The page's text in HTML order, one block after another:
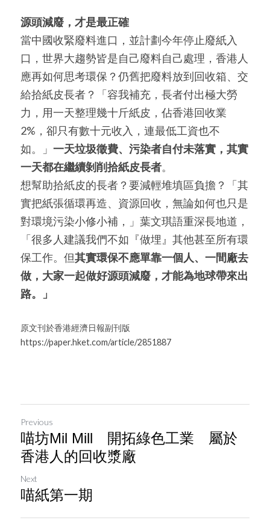
源頭減廢，才是最正確
當中國收緊廢料進口，並計劃今年停止廢紙入
口，世界大趨勢皆是自己廢料自己處理，香港人
應再如何思考環保？仍舊把廢料放到回收箱、交
給拾紙皮長者？「容我補充，長者付出極大勞
力，用一天整理幾十斤紙皮，佔香港回收業
2%，卻只有數十元收入，連最低工資也不
如。」 一天垃圾徵費、污染者自付未落實，其實
一天都在繼續剝削拾紙皮長者。
想幫助拾紙皮的長者？要減輕堆填區負擔？「其
實把紙張循環再造、資源回收，無論如何也只是
對環境污染小修小補，」葉文琪語重深長地道，
「很多人建議我們不如『做埋』其他甚至所有環
保工作。但其實環保不應單靠一個人、一間廠去
做，大家一起做好源頭減廢，才能為地球帶來出
路。」
原文刊於香港經濟日報副刊版
https://paper.hket.com/article/2851887
Previous
喵坊Mil Mill 開拓綠色工業 屬於
香港人的回收漿廠
Next
喵紙第一期